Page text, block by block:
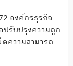
องค์กรธุรกิจ
ปรับปรุงความถูก
ความสามารถ